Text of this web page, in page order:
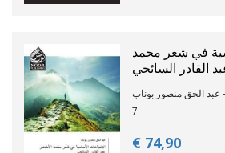
في شعر محمد
القادر السائحي
عبد الحق منصور بوناب - ISBN: 978-3-330-80451-
7
€ 74,90